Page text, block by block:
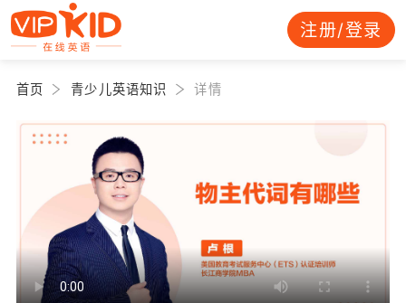
注册/登录
首页 青少儿英语知识 详情